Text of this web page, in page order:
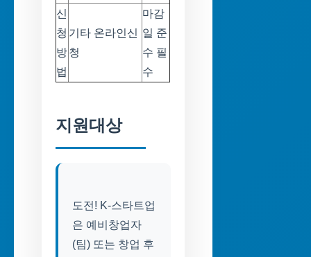
신
청
방
법
기타 온라인신
청
마감
일 준
수 필
수
지원대상
도전! K-스타트업
은 예비창업자
(팀) 또는 창업 후